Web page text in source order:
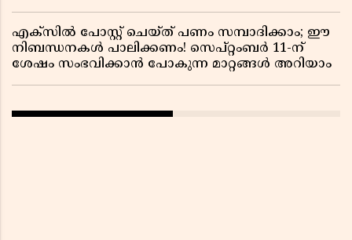
എക്സിൽ പോസ്റ്റ് ചെയ്ത് പണം സമ്പാദിക്കാം; ഈ
നിബന്ധനകൾ പാലിക്കണം! സെപ്റ്റംബർ 11-ന്
ശേഷം സംഭവിക്കാൻ പോകുന്ന മാറ്റങ്ങൾ അറിയാം